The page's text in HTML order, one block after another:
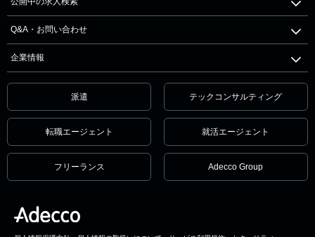
Q&A・お問い合わせ
企業情報
派遣 テックコンサルティング
転職エージェント 就活エージェント
フリーランス Adecco Group